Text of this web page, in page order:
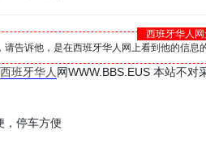
西班牙华人网
告诉他，是在西班牙华人网上看到他的信息的
西班牙华人 网WWW.BBS.EUS 本站不对
，停车方便